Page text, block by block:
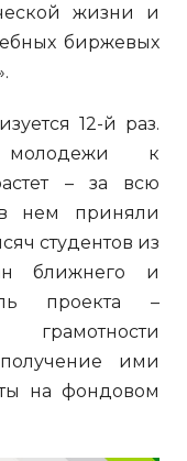
жизни и
биржевых
12-й раз.
молодежи к
– за всю
нем приняли
студентов из
ближнего и
проекта –
ими
на фондовом